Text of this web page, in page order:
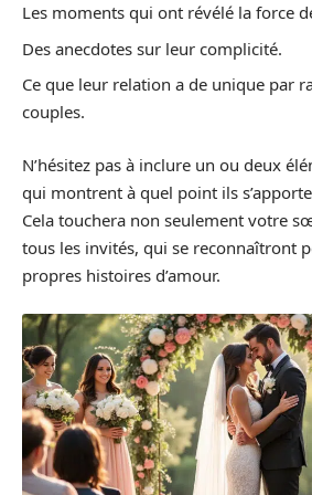
Les moments qui ont révélé la force
Des anecdotes sur leur complicité.
Ce que leur relation a de unique par
couples.
N’hésitez pas à inclure un ou deux
qui montrent à quel point ils
Cela touchera non seulement votre
tous les invités, qui se reconnaîtront
propres histoires d’amour.